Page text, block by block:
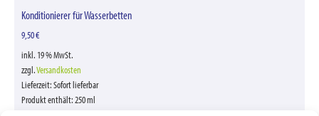
Konditionierer für Wasserbetten
9,50€
inkl. 19 % MwSt.
zzgl.Versandkosten
Lieferzeit:Sofort lieferbar
Produkt enthält: 250ml